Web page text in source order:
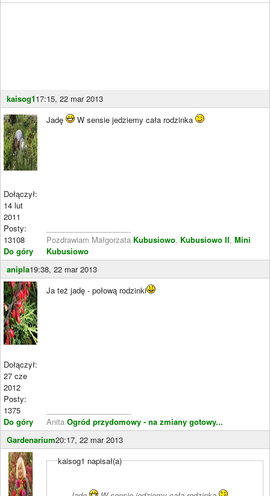
kaisog117:15, 22 mar 2013
Dołączył:
14 lut
2011
Posty:
13108
Do góry
Jadę W sensie jedziemy cała rodzinka
Pozdrawiam Małgorzata Kubusiowo, Kubusiowo II, Mini
Kubusiowo
anipla19:38, 22 mar 2013
Dołączył:
27 cze
2012
Posty:
1375
Do góry
Ja też jadę - połową rodzinki
Anita Ogród przydomowy - na zmiany gotowy...
Gardenarium20:17, 22 mar 2013
kaisog1 napisał(a)